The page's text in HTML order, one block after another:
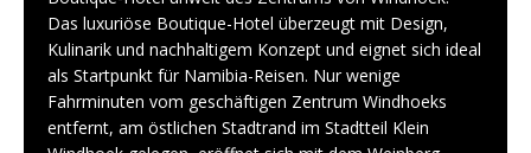
Das luxuriöse Boutique-Hotel überzeugt mit Design,
Kulinarik und nachhaltigem Konzept und eignet sich ideal
als Startpunkt für Namibia-Reisen. Nur wenige
Fahrminuten vom geschäftigen Zentrum Windhoeks
entfernt, am östlichen Stadtrand im Stadtteil Klein